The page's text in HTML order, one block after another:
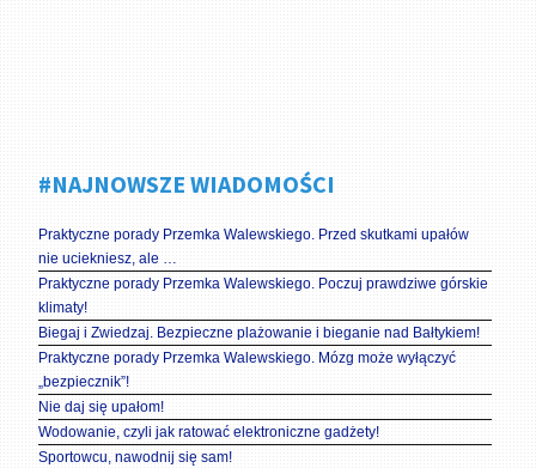
#NAJNOWSZE WIADOMOŚCI
Praktyczne porady Przemka Walewskiego. Przed skutkami upałów
nie uciekniesz, ale …
Praktyczne porady Przemka Walewskiego. Poczuj prawdziwe górskie
klimaty!
Biegaj i Zwiedzaj. Bezpieczne plażowanie i bieganie nad Bałtykiem!
Praktyczne porady Przemka Walewskiego. Mózg może wyłączyć
„bezpiecznik”!
Nie daj się upałom!
Wodowanie, czyli jak ratować elektroniczne gadżety!
Sportowcu, nawodnij się sam!